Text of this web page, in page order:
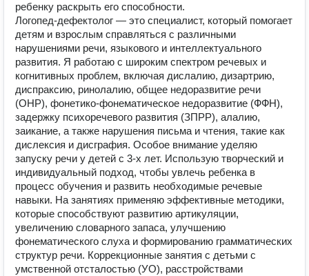
ребенку раскрыть его способности.
Логопед-дефектолог — это специалист, который помогает
детям и взрослым справляться с различными
нарушениями речи, языкового и интеллектуального
развития. Я работаю с широким спектром речевых и
когнитивных проблем, включая дислалию, дизартрию,
диспраксию, ринолалию, общее недоразвитие речи
(ОНР), фонетико-фонематическое недоразвитие (ФФН),
задержку психоречевого развития (ЗПРР), алалию,
заикание, а также нарушения письма и чтения, такие как
дислексия и дисграфия. Особое внимание уделяю
запуску речи у детей с 3-х лет. Использую творческий и
индивидуальный подход, чтобы увлечь ребенка в
процесс обучения и развить необходимые речевые
навыки. На занятиях применяю эффективные методики,
которые способствуют развитию артикуляции,
увеличению словарного запаса, улучшению
фонематического слуха и формированию грамматических
структур речи. Коррекционные занятия с детьми с
умственной отсталостью (УО), расстройствами